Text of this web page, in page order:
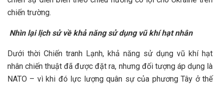
chiến trường.
Nhìn lại lịch sử về khả năng sử dụng vũ khí hạt nhân
Dưới thời Chiến tranh Lạnh, khả năng sử dụng vũ khí hạt
nhân chiến thuật đã được đặt ra, nhưng đối tượng áp dụng là
NATO – vì khi đó lực lượng quân sự của phương Tây ở thế